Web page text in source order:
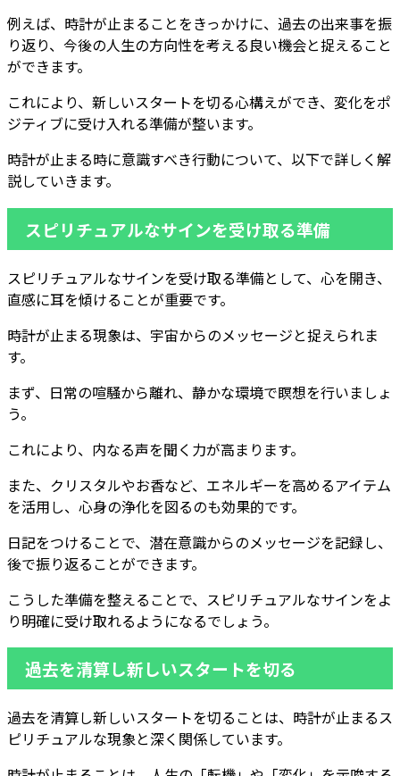
例えば、時計が止まることをきっかけに、過去の出来事を振
り返り、今後の人生の方向性を考える良い機会と捉えること
ができます。
これにより、新しいスタートを切る心構えができ、変化をポ
ジティブに受け入れる準備が整います。
時計が止まる時に意識すべき行動について、以下で詳しく解
説していきます。
スピリチュアルなサインを受け取る準備
スピリチュアルなサインを受け取る準備として、心を開き、
直感に耳を傾けることが重要です。
時計が止まる現象は、宇宙からのメッセージと捉えられま
す。
まず、日常の喧騒から離れ、静かな環境で瞑想を行いましょ
う。
これにより、内なる声を聞く力が高まります。
また、クリスタルやお香など、エネルギーを高めるアイテム
を活用し、心身の浄化を図るのも効果的です。
日記をつけることで、潜在意識からのメッセージを記録し、
後で振り返ることができます。
こうした準備を整えることで、スピリチュアルなサインをよ
り明確に受け取れるようになるでしょう。
過去を清算し新しいスタートを切る
過去を清算し新しいスタートを切ることは、時計が止まるス
ピリチュアルな現象と深く関係しています。